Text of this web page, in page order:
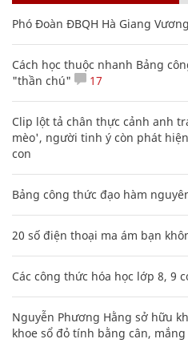
Phó Đoàn ĐBQH Hà Giang
Cách học thuộc nhanh Bảng
"thần chú"
17
Clip lột tả chân thực cảnh anh
mèo', người tinh ý còn phát
con
Bảng công thức đạo hàm
20 số điện thoại ma ám bạn
Các công thức hóa học lớp 8, 9
Nguyễn Phương Hằng sở hữu
khoe sổ đỏ tính bằng cân,